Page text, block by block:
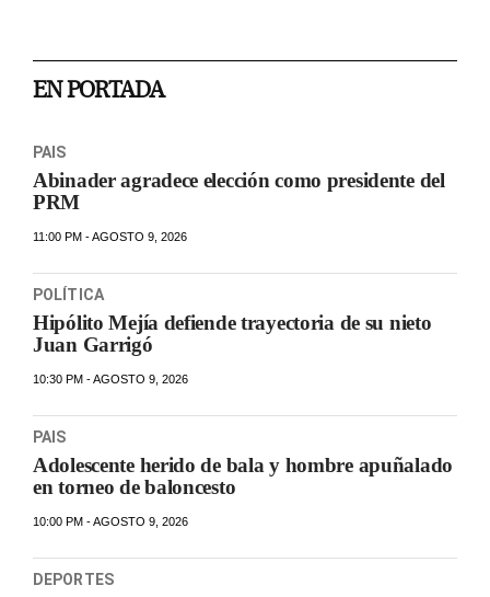
EN PORTADA
PAIS
Abinader agradece elección como presidente del
PRM
11:00 PM - AGOSTO 9, 2026
POLÍTICA
Hipólito Mejía defiende trayectoria de su nieto
Juan Garrigó
10:30 PM - AGOSTO 9, 2026
PAIS
Adolescente herido de bala y hombre apuñalado
en torneo de baloncesto
10:00 PM - AGOSTO 9, 2026
DEPORTES